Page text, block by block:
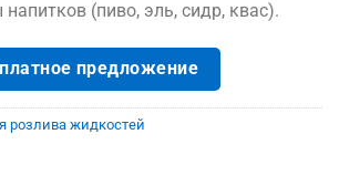
(пиво, эль, сидр, квас).
предложение
розлива жидкостей